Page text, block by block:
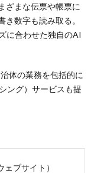
ざまな伝票や帳票に
数字も読み取る。
に合わせた独自のAI
体の業務を包括的に
ング）サービスも提
ブサイト）